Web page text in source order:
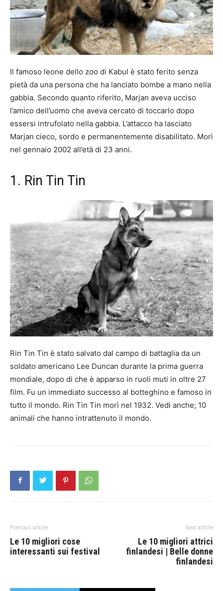
Il famoso leone dello zoo di Kabul è stato ferito senza
pietà da una persona che ha lanciato bombe a mano nella
gabbia. Secondo quanto riferito, Marjan aveva ucciso
l’amico dell’uomo che aveva cercato di toccarlo dopo
essersi intrufolato nella gabbia. L’attacco ha lasciato
Marjan cieco, sordo e permanentemente disabilitato. Morì
nel gennaio 2002 all’età di 23 anni.
1. Rin Tin Tin
Rin Tin Tin è stato salvato dal campo di battaglia da un
soldato americano Lee Duncan durante la prima guerra
mondiale, dopo di che è apparso in ruoli muti in oltre 27
film. Fu un immediato successo al botteghino e famoso in
tutto il mondo. Rin Tin Tin morì nel 1932. Vedi anche; 10
animali che hanno intrattenuto il mondo.
Previous article
Le 10 migliori cose
interessanti sui festival
Next article
Le 10 migliori attrici
finlandesi | Belle donne
finlandesi